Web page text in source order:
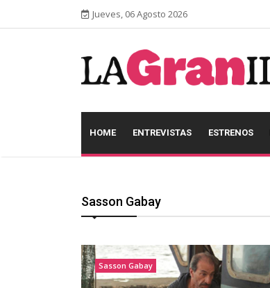
Jueves, 06 Agosto 2026
HOME ENTREVISTAS ESTRENOS
Sasson Gabay
Sasson Gabay